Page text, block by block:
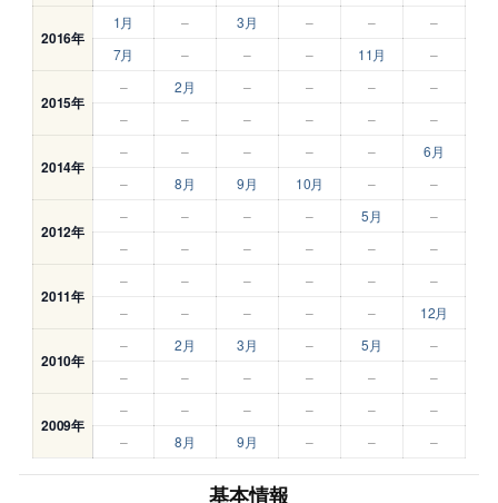
2016年
1月 – 3月 – –
–
7月
– – – 11月 –
2015年
– 2月 – – –
–
–
– – – – –
2014年
– – – – –
6月
–
8月 9月 10月 – –
2012年
– – – – 5月
–
–
– – – – –
2011年
– – – – –
–
–
– – – – 12月
2010年
– 2月 3月 – 5月
–
–
– – – – –
2009年
– – – – –
–
–
8月 9月 – – –
基本情報